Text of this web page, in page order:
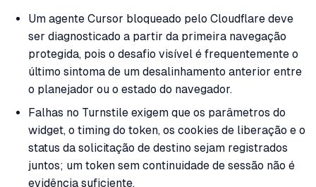
Um agente Cursor bloqueado pelo Cloudflare deve
ser diagnosticado a partir da primeira navegação
protegida, pois o desafio visível é frequentemente o
último sintoma de um desalinhamento anterior entre
o planejador ou o estado do navegador.
Falhas no Turnstile exigem que os parâmetros do
widget, o timing do token, os cookies de liberação e o
status da solicitação de destino sejam registrados
juntos; um token sem continuidade de sessão não é
evidência suficiente.